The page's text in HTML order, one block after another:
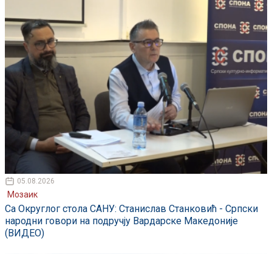
05.08.2026
Мозаик
Са Округлог стола САНУ: Станислав Станковић - Српски
народни говори на подручју Вардарске Македоније
(ВИДЕО)